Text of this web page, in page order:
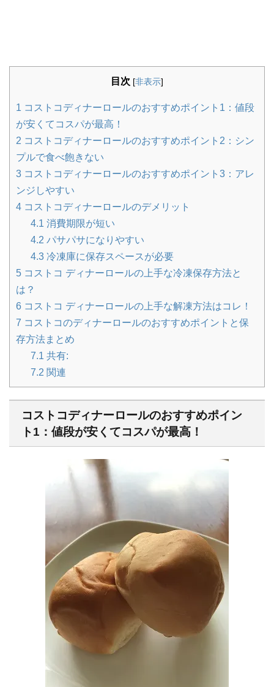
目次 [非表示]
1 コストコディナーロールのおすすめポイント1：値段
が安くてコスパが最高！
2 コストコディナーロールのおすすめポイント2：シン
プルで食べ飽きない
3 コストコディナーロールのおすすめポイント3：アレ
ンジしやすい
4 コストコディナーロールのデメリット
4.1 消費期限が短い
4.2 パサパサになりやすい
4.3 冷凍庫に保存スペースが必要
5 コストコ ディナーロールの上手な冷凍保存方法と
は？
6 コストコ ディナーロールの上手な解凍方法はコレ！
7 コストコのディナーロールのおすすめポイントと保
存方法まとめ
7.1 共有:
7.2 関連
コストコディナーロールのおすすめポイン
ト1：値段が安くてコスパが最高！